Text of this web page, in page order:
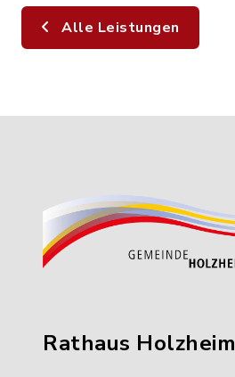
Alle Leistungen
Rathaus Holzheim